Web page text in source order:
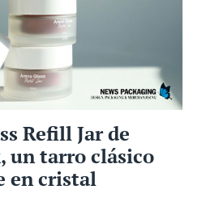
Refill Jar de
un tarro clásico
en cristal